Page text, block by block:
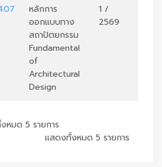
หลักการ
ออกแบบทาง
สถาปัตยกรรม
Fundamental
of
Architectural
Design
1 /
2569
หมด 5 รายการ
แสดงทั้งหมด 5 รายการ